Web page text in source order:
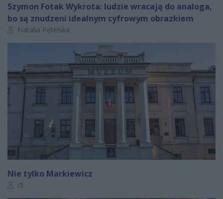
Szymon Fotak Wykrota: ludzie wracają do analoga,
bo są znudzeni idealnym cyfrowym obrazkiem
Autor artykułu:
Natalia Pętelska
Nie tylko Markiewicz
Autor artykułu:
ct